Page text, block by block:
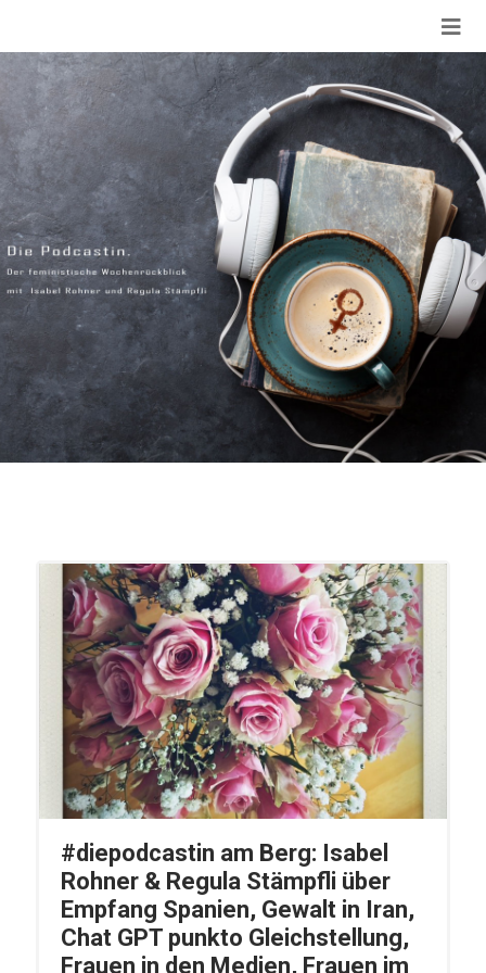
#diepodcastin am Berg: Isabel
Rohner & Regula Stämpfli über
Empfang Spanien, Gewalt in Iran,
Chat GPT punkto Gleichstellung,
Frauen in den Medien, Frauen im